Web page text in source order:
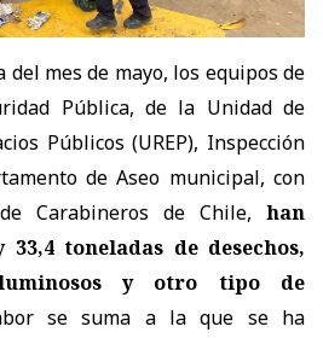
del mes de mayo, los equipos de
Pública, de la Unidad de
Públicos (UREP), Inspección
de Aseo municipal, con
Carabineros de Chile, han
toneladas de desechos,
y otro tipo de
se suma a la que se ha